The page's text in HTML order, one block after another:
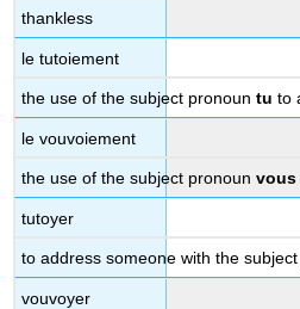
permission
Comment
dire
“You’re
welcome”
Comment
Comment
Formules
de
thankless
le tutoiement
the use of the subject pronountu to
le vouvoiement
the use of the subject pronounvous
tutoyer
to address someone with the
vouvoyer